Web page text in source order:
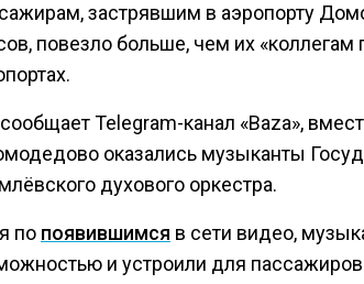
застрявшим в аэропорту
повезло больше, чем их «коллегам
Telegram-канал «Baza»,
оказались музыканты
духового оркестра.
по появившимся в сети видео,
и устроили для